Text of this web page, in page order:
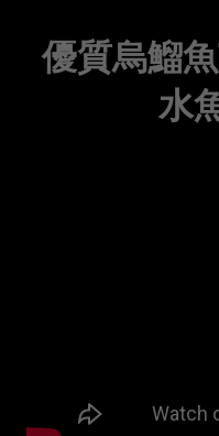
優質烏鰡
水